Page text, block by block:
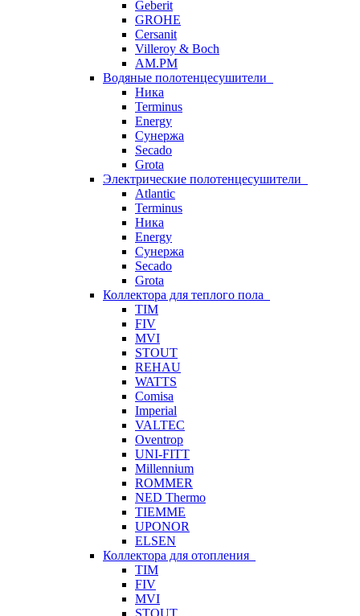
Geberit
GROHE
Cersanit
Villeroy & Boch
AM.PM
Водяные полотенцесушители
Ника
Terminus
Energy
Сунержа
Secado
Grota
Электрические полотенцесушители
Atlantic
Terminus
Ника
Energy
Сунержа
Secado
Grota
Коллектора для теплого пола
TIM
FIV
MVI
STOUT
REHAU
WATTS
Comisa
Imperial
VALTEC
Oventrop
UNI-FITT
Millennium
ROMMER
NED Thermo
TIEMME
UPONOR
ELSEN
Коллектора для отопления
TIM
FIV
MVI
STOUT